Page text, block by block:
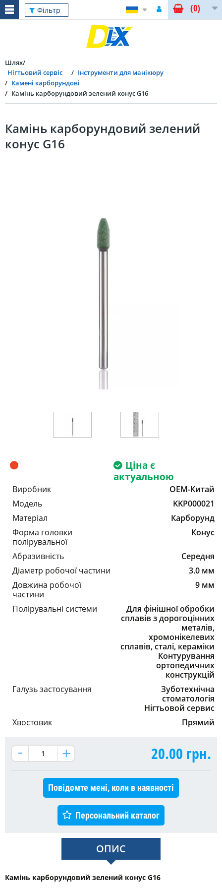
Фільтр (0)
Шлях
Нігтьовий сервіс
Інструменти для манікюру
Камені карборундові
Камінь карборундовий зелений конус G16
Камінь карборундовий зелений
конус G16
Ціна є
актуальною
Виробник
OEM-Китай
Модель
KKP000021
Матеріал
Карборунд
Форма головки
полірувальної
Конус
Абразивність
Середня
Діаметр робочої частини
3.0 мм
Довжина робочої
частини
9 мм
Полірувальні системи
Для фінішної обробки
сплавів з дорогоцінних
металів,
хромонікелевих
сплавів, сталі, кераміки
Контурування
ортопедичних
конструкцій
Галузь застосування
Зуботехнічна
стоматологія
Нігтьовой сервис
Хвостовик
Прямий
20.00 грн.
Повідомте мені, коли в наявності
Персональний каталог
ОПИС
Камінь карборундовий зелений конус G16